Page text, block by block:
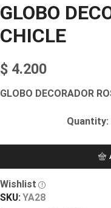
GLOBO
CHICLE
$ 4.200
GLOBO DECORADOR
Wishlist
SKU: YA28